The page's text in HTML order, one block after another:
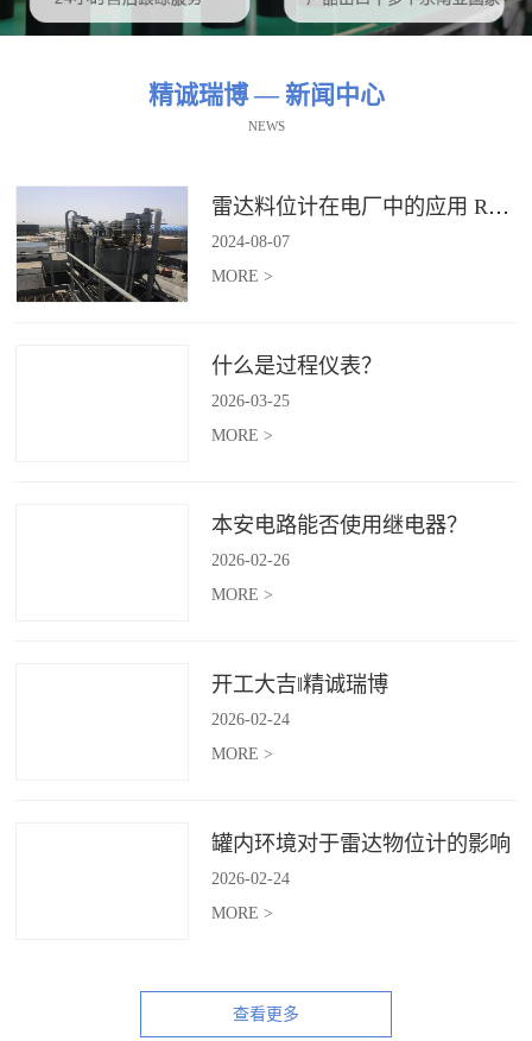
精诚瑞博 — 新闻中心
NEWS
雷达料位计在电厂中的应用 RBRDZB-71-6-C
2024-08-07
MORE >
什么是过程仪表？
2026-03-25
MORE >
本安电路能否使用继电器？
2026-02-26
MORE >
开工大吉‖精诚瑞博
2026-02-24
MORE >
罐内环境对于雷达物位计的影响
2026-02-24
MORE >
查看更多